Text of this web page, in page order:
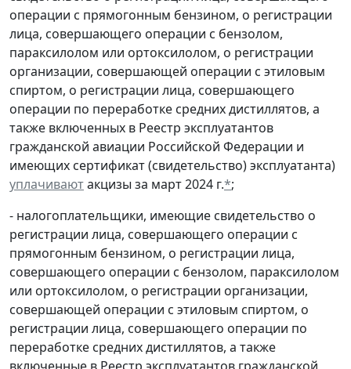
операции с прямогонным бензином, о регистрации
лица, совершающего операции с бензолом,
параксилолом или ортоксилолом, о регистрации
организации, совершающей операции с этиловым
спиртом, о регистрации лица, совершающего
операции по переработке средних дистиллятов, а
также включенных в Реестр эксплуатантов
гражданской авиации Российской Федерации и
имеющих сертификат (свидетельство) эксплуатанта)
уплачиваютакцизы за март 2024 г.*;
- налогоплательщики, имеющие свидетельство о
регистрации лица, совершающего операции с
прямогонным бензином, о регистрации лица,
совершающего операции с бензолом, параксилолом
или ортоксилолом, о регистрации организации,
совершающей операции с этиловым спиртом, о
регистрации лица, совершающего операции по
переработке средних дистиллятов, а также